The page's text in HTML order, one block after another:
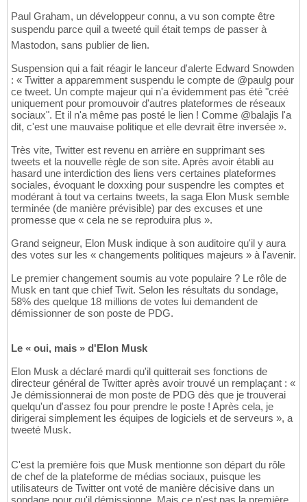
Paul Graham, un développeur connu, a vu son compte être
suspendu parce quil a tweeté quil était temps de passer à
Mastodon, sans publier de lien.
Suspension qui a fait réagir le lanceur d'alerte Edward Snowden
: « Twitter a apparemment suspendu le compte de @paulg pour
ce tweet. Un compte majeur qui n'a évidemment pas été "créé
uniquement pour promouvoir d'autres plateformes de réseaux
sociaux". Et il n'a même pas posté le lien ! Comme @balajis l'a
dit, c'est une mauvaise politique et elle devrait être inversée ».
Très vite, Twitter est revenu en arrière en supprimant ses
tweets et la nouvelle règle de son site. Après avoir établi au
hasard une interdiction des liens vers certaines plateformes
sociales, évoquant le doxxing pour suspendre les comptes et
modérant à tout va certains tweets, la saga Elon Musk semble
terminée (de manière prévisible) par des excuses et une
promesse que « cela ne se reproduira plus ».
Grand seigneur, Elon Musk indique à son auditoire qu'il y aura
des votes sur les « changements politiques majeurs » à l'avenir.
Le premier changement soumis au vote populaire ? Le rôle de
Musk en tant que chief Twit. Selon les résultats du sondage,
58% des quelque 18 millions de votes lui demandent de
démissionner de son poste de PDG.
Le « oui, mais » d'Elon Musk
Elon Musk a déclaré mardi qu'il quitterait ses fonctions de
directeur général de Twitter après avoir trouvé un remplaçant : «
Je démissionnerai de mon poste de PDG dès que je trouverai
quelqu'un d'assez fou pour prendre le poste ! Après cela, je
dirigerai simplement les équipes de logiciels et de serveurs », a
tweeté Musk.
C'est la première fois que Musk mentionne son départ du rôle
de chef de la plateforme de médias sociaux, puisque les
utilisateurs de Twitter ont voté de manière décisive dans un